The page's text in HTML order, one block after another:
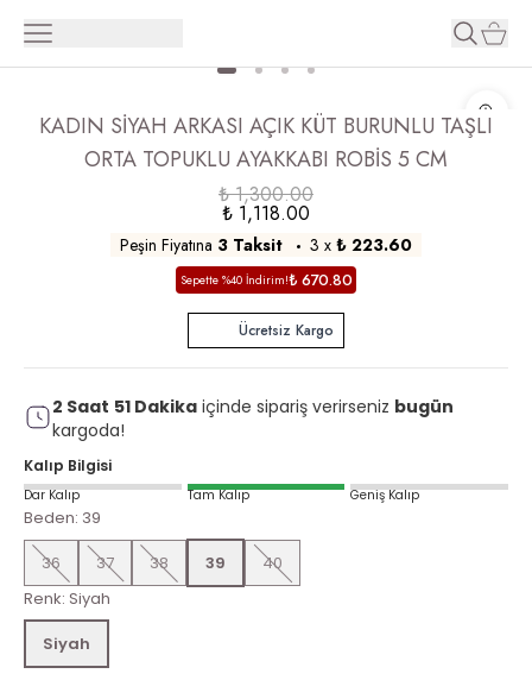
KADIN SİYAH ARKASI AÇIK KÜT BURUNLU TAŞLI
ORTA TOPUKLU AYAKKABI ROBİS 5 CM
₺ 1,300.00
₺ 1,118.00
Peşin Fiyatına 3 Taksit 3 x ₺ 223.60
Sepette %40 İndirim!₺ 670.80
Ücretsiz Kargo
2 Saat 51 Dakika içinde sipariş verirseniz bugün
kargoda!
Kalıp Bilgisi
Dar Kalıp Tam Kalıp Geniş Kalıp
Beden: 39
36
37 38 39
40
Renk: Siyah
Siyah